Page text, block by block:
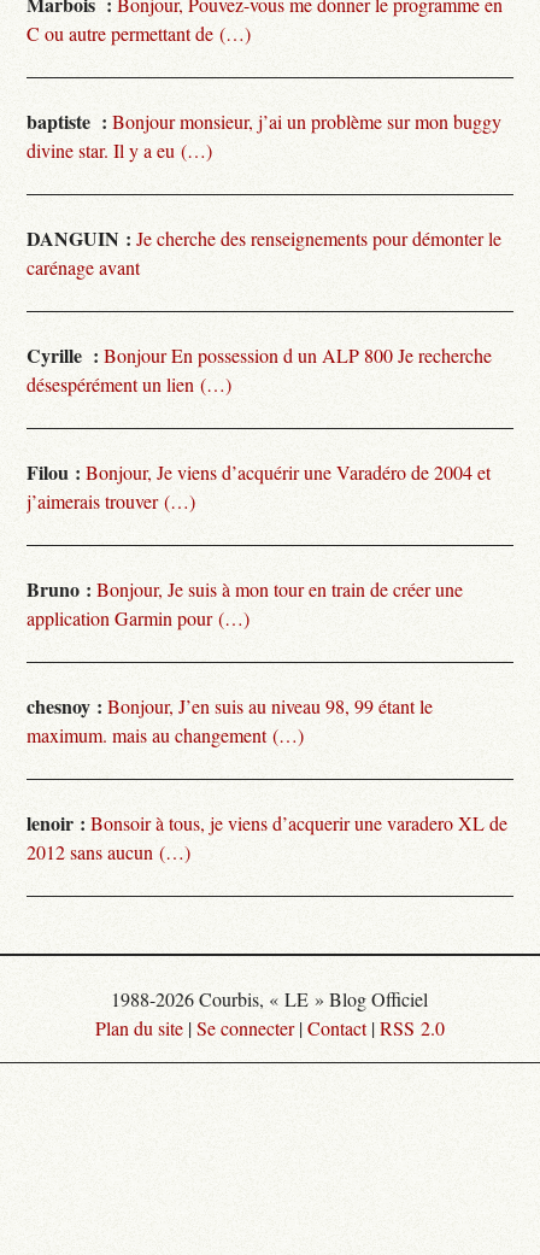
C ou autre permettant de (…)
baptiste : Bonjour monsieur, j’ai un problème sur mon buggy
divine star. Il y a eu (…)
DANGUIN : Je cherche des renseignements pour démonter le
carénage avant
Cyrille : Bonjour En possession d un ALP 800 Je recherche
désespérément un lien (…)
Filou : Bonjour, Je viens d’acquérir une Varadéro de 2004 et
j’aimerais trouver (…)
Bruno : Bonjour, Je suis à mon tour en train de créer une
application Garmin pour (…)
chesnoy : Bonjour, J’en suis au niveau 98, 99 étant le
maximum. mais au changement (…)
lenoir : Bonsoir à tous, je viens d’acquerir une varadero XL de
2012 sans aucun (…)
1988-2026 Courbis, « LE » Blog Officiel
Plan du site |Se connecter|Contact|RSS 2.0